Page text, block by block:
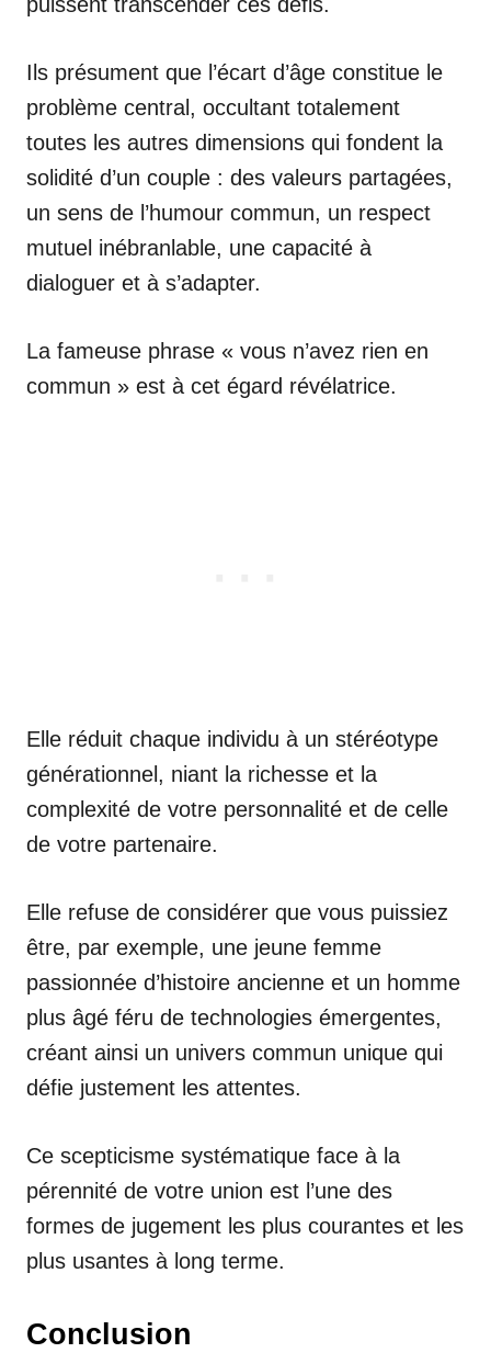
Ils présument que l’écart d’âge constitue le
problème central, occultant totalement
toutes les autres dimensions qui fondent la
solidité d’un couple : des valeurs partagées,
un sens de l’humour commun, un respect
mutuel inébranlable, une capacité à
dialoguer et à s’adapter.
La fameuse phrase « vous n’avez rien en
commun » est à cet égard révélatrice.
Elle réduit chaque individu à un stéréotype
générationnel, niant la richesse et la
complexité de votre personnalité et de celle
de votre partenaire.
Elle refuse de considérer que vous puissiez
être, par exemple, une jeune femme
passionnée d’histoire ancienne et un homme
plus âgé féru de technologies émergentes,
créant ainsi un univers commun unique qui
défie justement les attentes.
Ce scepticisme systématique face à la
pérennité de votre union est l’une des
formes de jugement les plus courantes et les
plus usantes à long terme.
Conclusion